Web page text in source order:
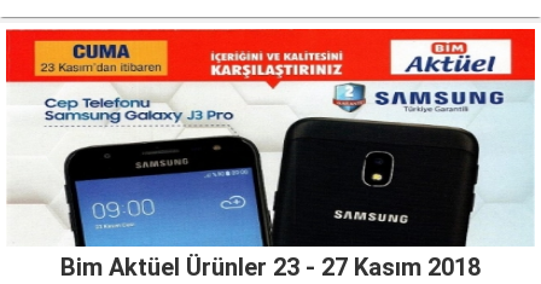
Bim Aktüel Ürünler 23 - 27 Kasım 2018